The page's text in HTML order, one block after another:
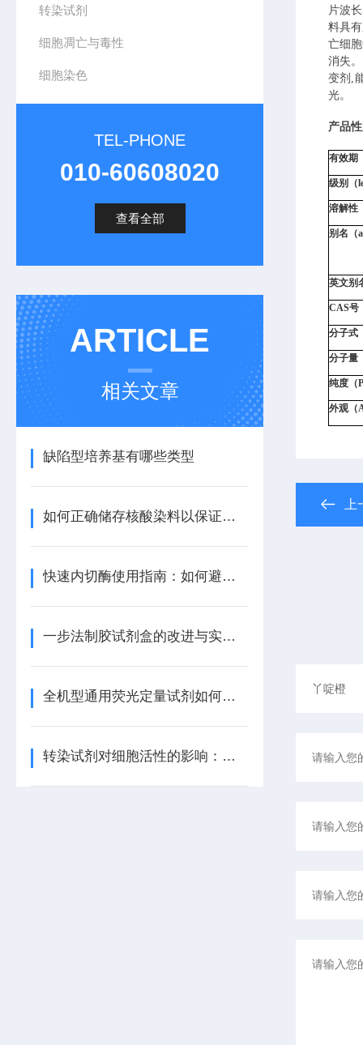
转染试剂
细胞凋亡与毒性
细胞染色
TEL-PHONE
010-60608020
查看全部
ARTICLE
相关文章
缺陷型培养基有哪些类型
如何正确储存核酸染料以保证其至少2年的有效期？
快速内切酶使用指南：如何避免星状活性与提高特异性？
一步法制胶试剂盒的改进与实验效果评估
全机型通用荧光定量试剂如何自动匹配不同仪器的荧光通道？
转染试剂对细胞活性的影响：如何平衡效率与毒性？
片波
料具
亡细
消失
变剂,
光。
产品
有效期
级别（
溶解性
别名（
英文别
CAS号
分子式
分子量
纯度（
外观（